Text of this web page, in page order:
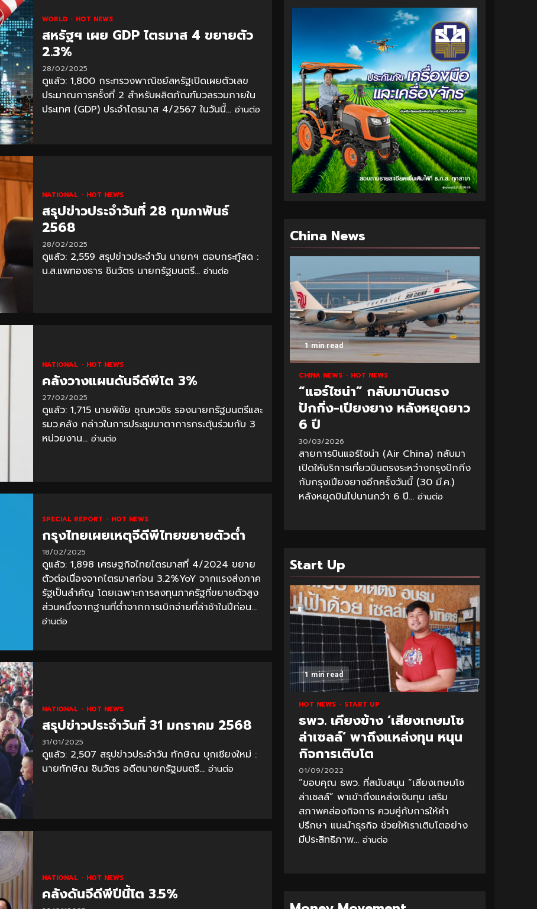
WORLD HOT NEWS
สหรัฐฯ เผย GDP ไตรมาส 4 ขยายตัว
2.3%
28/02/2025
ดูแล้ว: 1,800 กระทรวงพาณิชย์สหรัฐเปิดเผยตัวเลข
ประมาณการครั้งที่ 2 สำหรับผลิตภัณฑ์มวลรวมภายใน
ประเทศ (GDP) ประจำไตรมาส 4/2567 ในวันนี้... อ่านต่อ
NATIONAL HOT NEWS
สรุปข่าวประจำวันที่ 28 กุมภาพันธ์
2568
28/02/2025
ดูแล้ว: 2,559 สรุปข่าวประจำวัน นายกฯ ตอบกระทู้สด :
น.ส.แพทองธาร ชินวัตร นายกรัฐมนตรี... อ่านต่อ
NATIONAL HOT NEWS
คลังวางแผนดันจีดีพีโต 3%
27/02/2025
ดูแล้ว: 1,715 นายพิชัย ชุณหวชิร รองนายกรัฐมนตรีและ
รมว.คลัง กล่าวในการประชุมมาตาการกระตุ้นร่วมกับ 3
หน่วยงาน... อ่านต่อ
SPECIAL REPORT HOT NEWS
กรุงไทยเผยเหตุจีดีพีไทยขยายตัวต่ำ
18/02/2025
ดูแล้ว: 1,898 เศรษฐกิจไทยไตรมาสที่ 4/2024 ขยาย
ตัวต่อเนื่องจากไตรมาสก่อน 3.2%YoY จากแรงส่งภาค
รัฐเป็นสำคัญ โดยเฉพาะการลงทุนภาครัฐที่ขยายตัวสูง
ส่วนหนึ่งจากฐานที่ต่ำจากการเบิกจ่ายที่ล่าช้าในปีก่อน...
อ่านต่อ
NATIONAL HOT NEWS
สรุปข่าวประจำวันที่ 31 มกราคม 2568
31/01/2025
ดูแล้ว: 2,507 สรุปข่าวประจำวัน ทักษิณ บุกเชียงใหม่ :
นายทักษิณ ชินวัตร อดีตนายกรัฐมนตรี... อ่านต่อ
NATIONAL HOT NEWS
คลังดันจีดีพีปีนี้โต 3.5%
China News
1 min read
CHINA NEWS HOT NEWS
“แอร์ไชน่า” กลับมาบินตรง
ปักกิ่ง-เปียงยาง หลังหยุดยาว
6 ปี
30/03/2026
สายการบินแอร์ไชน่า (Air China) กลับมา
เปิดให้บริการเที่ยวบินตรงระหว่างกรุงปักกิ่ง
กับกรุงเปียงยางอีกครั้งวันนี้ (30 มี.ค.)
หลังหยุดบินไปนานกว่า 6 ปี... อ่านต่อ
Start Up
1 min read
HOT NEWS START UP
ธพว. เคียงข้าง ‘เสียงเกษมโซ
ล่าเซลล์’ พาถึงแหล่งทุน หนุน
กิจการเติบโต
01/09/2022
“ขอบคุณ ธพว. ที่สนับสนุน “เสียงเกษมโซ
ล่าเซลล์” พาเข้าถึงแหล่งเงินทุน เสริม
สภาพคล่องกิจการ ควบคู่กับการให้คำ
ปรึกษา แนะนำธุรกิจ ช่วยให้เราเติบโตอย่าง
มีประสิทธิภาพ... อ่านต่อ